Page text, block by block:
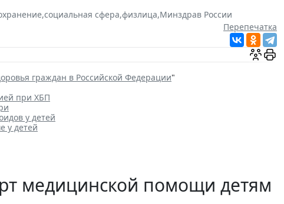
,социальная сфера,физлица,Минздрав России
Перепечатка
граждан в Российской Федерации"
при ХБП
у детей
у детей
медицинской помощи детям